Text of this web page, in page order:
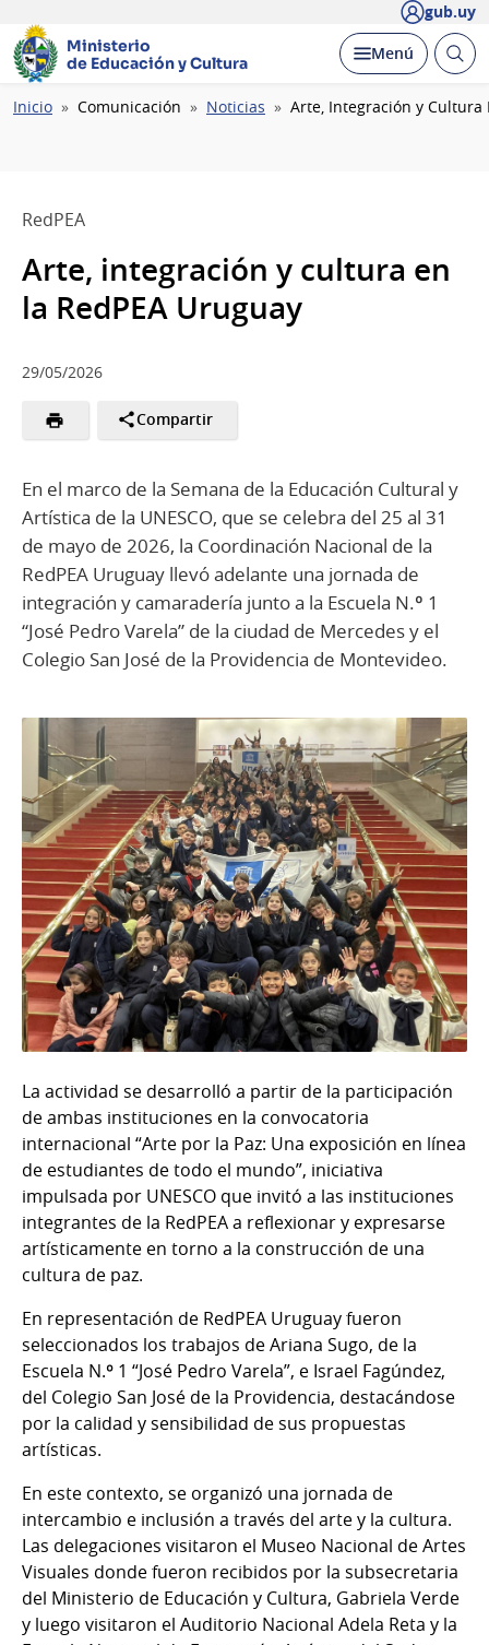
gub.uy
Ministerio
de Educación y Cultura
Desplegar
Menú Abrir
Ruta
Inicio Comunicación Noticias Arte, Integración y Cultura
RedPEA
Arte, integración y cultura en
la RedPEA Uruguay
29/05/2026
Compartir
En el marco de la Semana de la Educación Cultural y
Artística de la UNESCO, que se celebra del 25 al 31
de mayo de 2026, la Coordinación Nacional de la
RedPEA Uruguay llevó adelante una jornada de
integración y camaradería junto a la Escuela N.º 1
“José Pedro Varela” de la ciudad de Mercedes y el
Colegio San José de la Providencia de Montevideo.
La actividad se desarrolló a partir de la participación
de ambas instituciones en la convocatoria
internacional “Arte por la Paz: Una exposición en línea
de estudiantes de todo el mundo”, iniciativa
impulsada por UNESCO que invitó a las instituciones
integrantes de la RedPEA a reflexionar y expresarse
artísticamente en torno a la construcción de una
cultura de paz.
En representación de RedPEA Uruguay fueron
seleccionados los trabajos de Ariana Sugo, de la
Escuela N.º 1 “José Pedro Varela”, e Israel Fagúndez,
del Colegio San José de la Providencia, destacándose
por la calidad y sensibilidad de sus propuestas
artísticas.
En este contexto, se organizó una jornada de
intercambio e inclusión a través del arte y la cultura.
Las delegaciones visitaron el Museo Nacional de Artes
Visuales donde fueron recibidos por la subsecretaria
del Ministerio de Educación y Cultura, Gabriela Verde
y luego visitaron el Auditorio Nacional Adela Reta y la